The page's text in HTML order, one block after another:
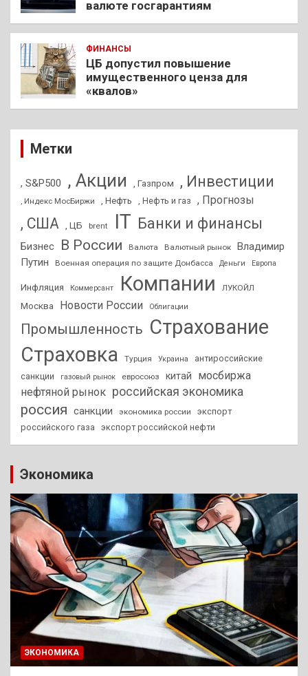
валюте госгарантиям
ФИНАНСЫ
ЦБ допустил повышение
имущественного ценза для
«квалов»
Метки
, S&P500 , Акции , Газпром , Инвестиции
, Индекс МосБиржи , Нефть , Нефть и газ , Прогнозы
, США , ЦБ brent IT Банки и финансы
Бизнес В России Валюта Валютный рынок
Владимир
Путин
Военная операция по защите Донбасса Деньги Европа
Инфляция Коммерсант Компании ЛУКОЙЛ
Москва Новости России Облигации
Промышленность Страхование
Страховка
Турция Украина
антироссийские
санкции
газовый рынок евросоюз китай
мосбиржа
нефтяной рынок российская экономика
россия санкции экономика россии
экспорт
российского газа
экспорт российской нефти
Экономика
ЭКОНОМИКА